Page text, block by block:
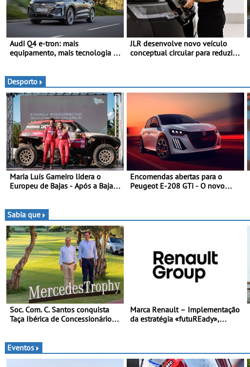
Audi Q4 e-tron: mais
equipamento, mais tecnologia e
quilómetros de autonomia e
carregamento mais rápido
JLR desenvolve novo veículo
conceptual circular para reduzir a
Desporto
Maria Luís Gameiro lidera o
Europeu de Bajas - Após a Baja
Encomendas abertas para o
Peugeot E-208 GTi - O novo
Sabia que
Soc. Com. C. Santos conquista
Taça Ibérica de Concessionários
Marca Renault – Implementação
da estratégia «futuREady»,
Eventos